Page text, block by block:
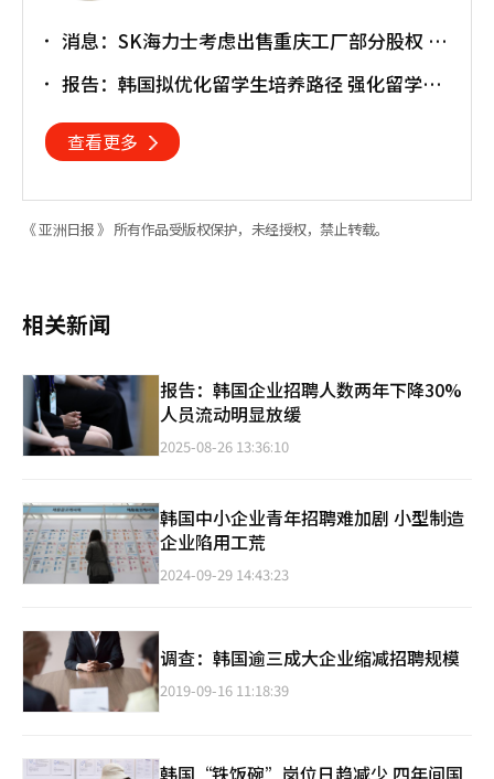
消息：SK海力士考虑出售重庆工厂部分股权 估
报告：韩国拟优化留学生培养路径 强化留学就
查看更多
《 亚洲日报 》 所有作品受版权保护，未经授权，禁止转载。
相关新闻
报告：韩国企业招聘人数两年下降30%
人员流动明显放缓
2025-08-26 13:36:10
韩国中小企业青年招聘难加剧 小型制造
企业陷用工荒
2024-09-29 14:43:23
调查：韩国逾三成大企业缩减招聘规模
2019-09-16 11:18:39